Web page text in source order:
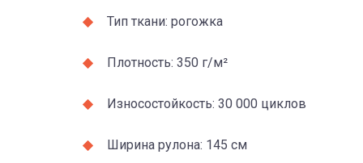
Тип ткани: рогожка
Плотность: 350 г/м²
Износостойкость: 30 000 циклов
Ширина рулона: 145 см